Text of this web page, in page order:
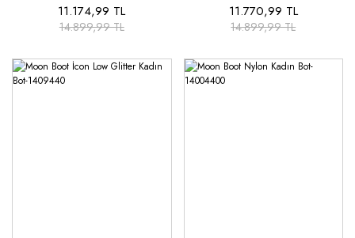
11.174,99 TL
14.899,99 TL
11.770,99 TL
14.899,99 TL